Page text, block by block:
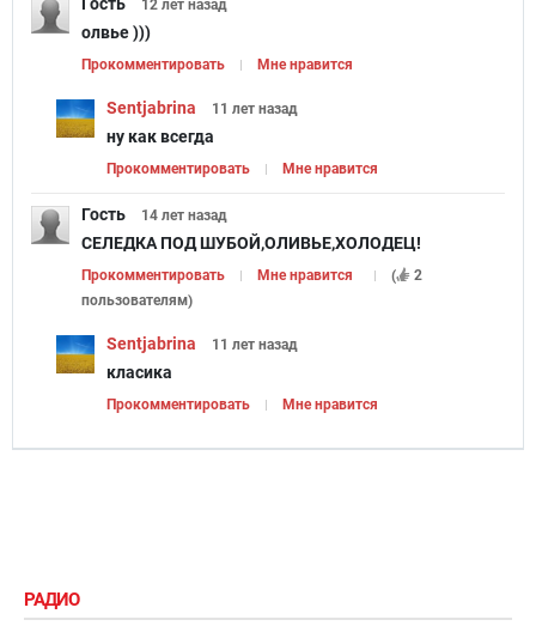
12 лет назад
олвье )))
Прокомментировать Мне нравится
Sentjabrina 11 лет назад
ну как всегда
Прокомментировать Мне нравится
Гость 14 лет назад
СЕЛЕДКА ПОД ШУБОЙ,ОЛИВЬЕ,ХОЛОДЕЦ!
Прокомментировать Мне нравится (
2
пользователям)
Sentjabrina 11 лет назад
класика
Прокомментировать Мне нравится
РАДИО